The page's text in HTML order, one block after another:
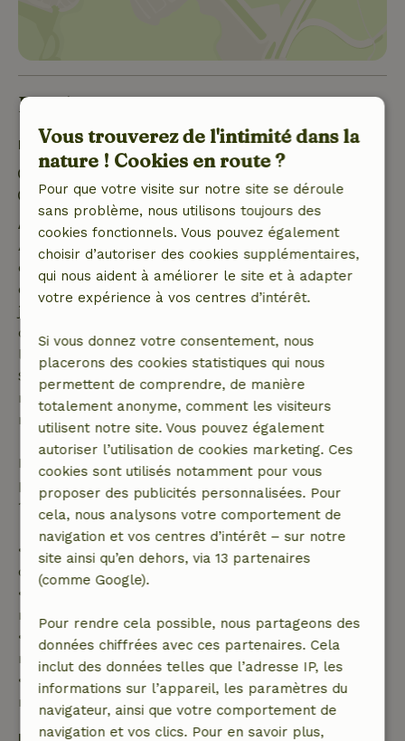
Bon à savoir
Détails du séjour
Arrivée: 17:00- 22:00
Départ: 10:00
Annulation gratuite dans les 7 jours
Annulation gratuite dans les 7 jours suivant la
confirmation de ta réservation, à condition que la
demande de réservation ait été effectuée plus de 28
jours avant la date de début. Pour les réservations
dont la date de début est dans les 28 jours,
l'annulation gratuite s'applique dans les 24 heures.
Si tu annules dans le délai indiqué, tu as droit à un
remboursement intégral du montant de la
réservation.
Passé ce délai, tu recevras un remboursement
partiel du coût du séjour et un remboursement à
100 % de l'acompte :
• Jusqu'à 42 jours avant l'arrivée : remboursement
de 70 %
• Entre 42 et 28 jours avant l'arrivée :
remboursement de 40 %
• De 28 jours avant l'arrivée jusqu'au jour même :
remboursement de 10 %
• Le jour de l'arrivée ou après : aucun
remboursement
Vous trouverez de l'intimité dans la
nature ! Cookies en route ?
Pour que votre visite sur notre site se déroule
sans problème, nous utilisons toujours des
cookies fonctionnels. Vous pouvez également
choisir d’autoriser des cookies supplémentaires,
qui nous aident à améliorer le site et à adapter
votre expérience à vos centres d’intérêt.
Si vous donnez votre consentement, nous
placerons des cookies statistiques qui nous
permettent de comprendre, de manière
totalement anonyme, comment les visiteurs
utilisent notre site. Vous pouvez également
autoriser l’utilisation de cookies marketing. Ces
cookies sont utilisés notamment pour vous
proposer des publicités personnalisées. Pour
cela, nous analysons votre comportement de
navigation et vos centres d’intérêt – sur notre
site ainsi qu’en dehors, via 13 partenaires
(comme Google).
Pour rendre cela possible, nous partageons des
données chiffrées avec ces partenaires. Cela
inclut des données telles que l’adresse IP, les
informations sur l’appareil, les paramètres du
navigateur, ainsi que votre comportement de
navigation et vos clics. Pour en savoir plus,